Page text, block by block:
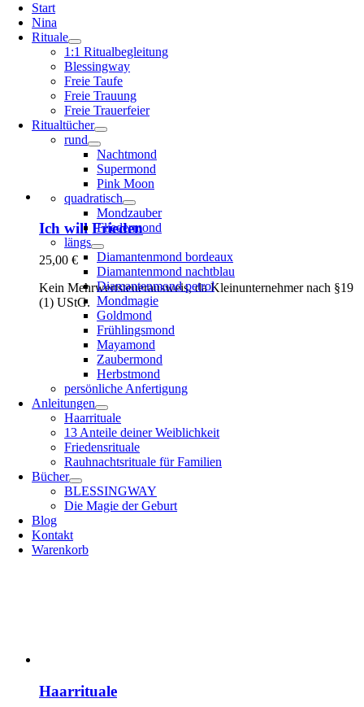
Start
Nina
Rituale
1:1 Ritualbegleitung
Blessingway
Freie Taufe
Freie Trauung
Freie Trauerfeier
Ritualtücher
rund
Nachtmond
Supermond
Pink Moon
quadratisch
Mondzauber
Fliedermond
längs
Diamantenmond bordeaux
Diamantenmond nachtblau
Diamantenmond petrol
Mondmagie
Goldmond
Frühlingsmond
Mayamond
Zaubermond
Herbstmond
persönliche Anfertigung
Anleitungen
Haarrituale
13 Anteile deiner Weiblichkeit
Friedensrituale
Rauhnachtsrituale für Familien
Bücher
BLESSINGWAY
Die Magie der Geburt
Blog
Kontakt
Warenkorb
Ich will Frieden
25,00 €
Kein Mehrwertsteuerausweis, da Kleinunternehmer nach §19
(1) UStG.
Haarrituale